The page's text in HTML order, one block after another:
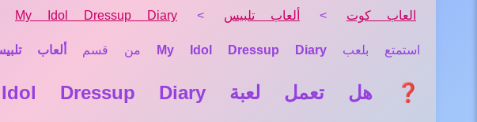
العاب كوت > ألعاب تلبيس >
My Idol Dressup Diary
استمتع بلعب My Idol Dressup Diary من قسم ألعاب
❓ هل تعمل لعبة My Idol Dressup Diary علي جميع الأجهزة والمتصفحات؟